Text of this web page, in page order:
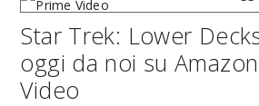
Star Trek: Lower
oggi da noi su
Video